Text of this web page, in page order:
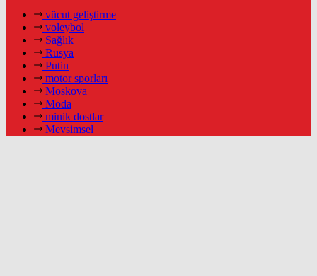
vücut geliştirme
voleybol
Sağlık
Rusya
Putin
motor sporları
Moskova
Moda
minik dostlar
Mevsimsel